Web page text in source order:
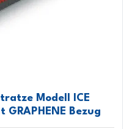
Modell ICE
Bezug